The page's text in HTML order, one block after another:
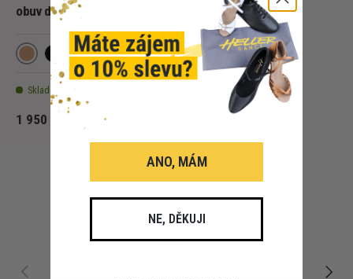
obuv dívčí
Tan SatinBlack Satin
Skladem - 240 ks
1 950 Kč
PŘEDCHOZÍ DALŠÍ
ANO, MÁM
NE, DĚKUJI